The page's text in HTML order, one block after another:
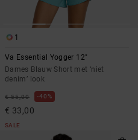
1
Va Essential Yogger 12"
Dames Blauw Short met ‘niet
denim’ look
€ 55,00 40%
€ 33,00
SALE